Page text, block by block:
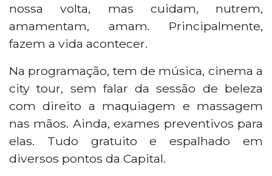
nossa volta, mas cuidam, nutrem,
amamentam, amam. Principalmente,
fazem a vida acontecer.
Na programação, tem de música, cinema a
city tour, sem falar da sessão de beleza
com direito a maquiagem e massagem
nas mãos. Ainda, exames preventivos para
elas. Tudo gratuito e espalhado em
diversos pontos da Capital.